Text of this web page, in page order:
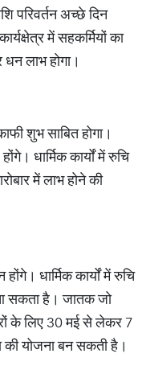
परिवर्तन अच्छे दिन
में सहकर्मियों का
लाभ होगा।
शुभ साबित होगा।
धार्मिक कार्यों में रुचि
में लाभ होने की
धार्मिक कार्यों में रुचि
सकता है। जातक जो
के लिए 30 मई से लेकर 7
योजना बन सकती है।